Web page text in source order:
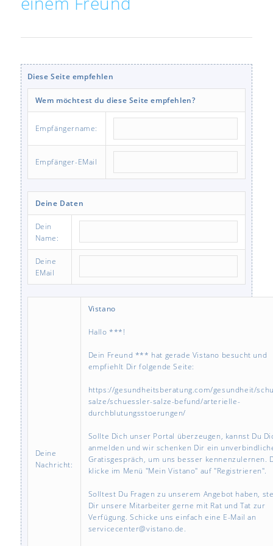
Diese Seite empfehlen
Wem möchtest du diese Seite empfehlen?
Empfängername:
Empfänger-EMail
Deine Daten
Dein
Name:
Deine
EMail
Deine
Nachricht:
Vistano
Hallo ***!
Dein Freund *** hat gerade Vistano besucht und
empfiehlt Dir folgende Seite:
https://gesundheitsberatung.com/gesundheit/
salze/schuessler-salze-befund/arterielle-
durchblutungsstoerungen/
Sollte Dich unser Portal überzeugen, kannst Du
anmelden und wir schenken Dir ein
Gratisgespräch, um uns besser kennenzulernen.
klicke im Menü "Mein Vistano" auf "Registrieren".
Solltest Du Fragen zu unserem Angebot haben,
Dir unsere Mitarbeiter gerne mit Rat und Tat zur
Verfügung. Schicke uns einfach eine E-Mail an
servicecenter@vistano.de.